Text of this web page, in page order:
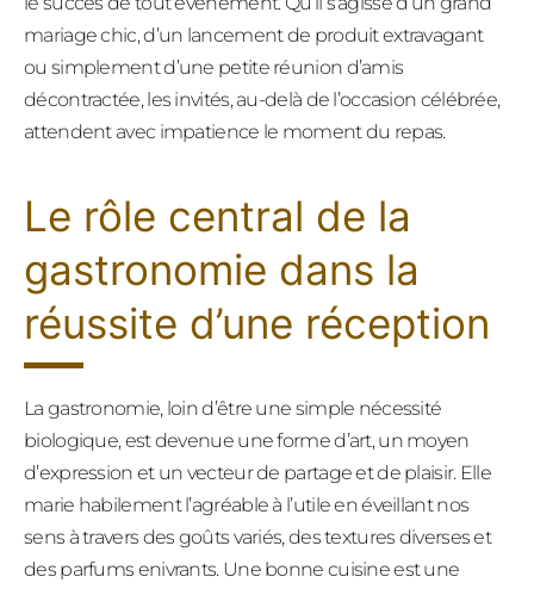
mariage chic, d’un lancement de produit extravagant
ou simplement d’une petite réunion d’amis
décontractée, les invités, au-delà de l’occasion célébrée,
attendent avec impatience le moment du repas.
Le rôle central de la
gastronomie dans la
réussite d’une réception
La gastronomie, loin d’être une simple nécessité
biologique, est devenue une forme d’art, un moyen
d’expression et un vecteur de partage et de plaisir. Elle
marie habilement l’agréable à l’utile en éveillant nos
sens à travers des goûts variés, des textures diverses et
des parfums enivrants. Une bonne cuisine est une